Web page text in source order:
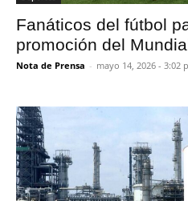
Fanáticos del fútbol
promoción del
Nota de Prensa - mayo 14, 2026 - 3:02